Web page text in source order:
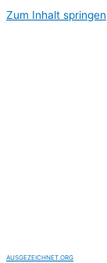
Zum Inhalt springen
AUSGEZEICHNET.ORG